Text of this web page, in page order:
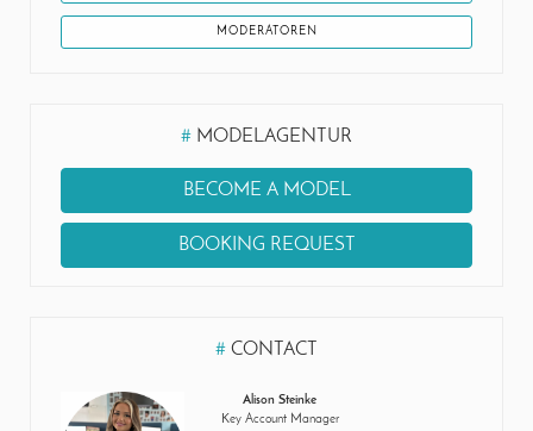
MODERATOREN
# MODELAGENTUR
BECOME A MODEL
BOOKING REQUEST
# CONTACT
Alison Steinke
Key Account Manager